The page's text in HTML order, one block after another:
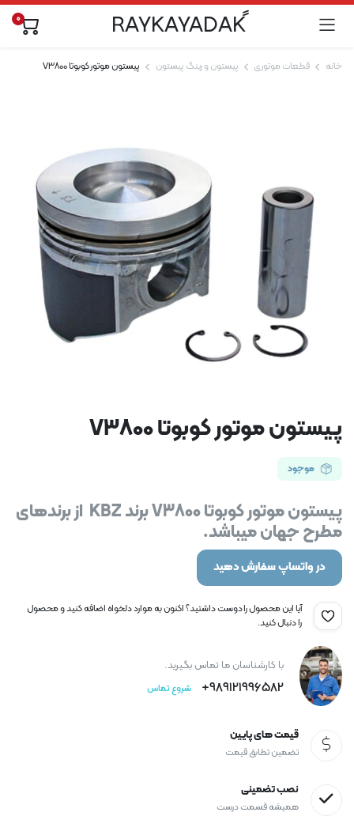
ًRAYKAYADAK 0
خانه قطعات موتوری پیستون و رینگ پیستون پیستون موتور کوبوتا V3800
پیستون موتور کوبوتا V3800
موجود
پیستون موتور کوبوتا V3800 برند KBZ از برندهای
مطرح جهان میباشد.
در واتساپ سفارش دهید
آیا این محصول را دوست داشتید؟ اکنون به موارد دلخواه اضافه کنید و محصول
را دنبال کنید.
با کارشناسان ما تماس بگیرید.
989121996582+ شروع تماس
قیمت های پایین
تضمین تطابق قیمت
نصب تضمینی
همیشه قسمت درست